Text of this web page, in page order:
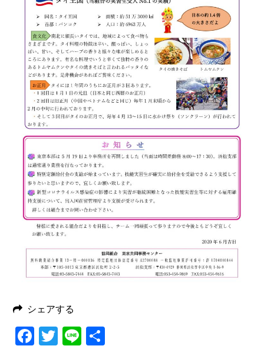
シェアする
Facebook
Twitter
Line